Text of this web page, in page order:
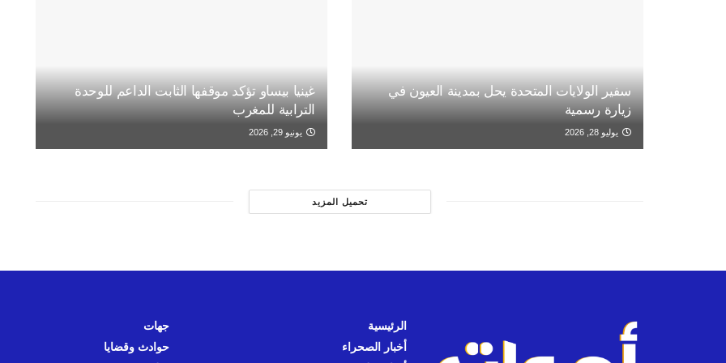
سفير الولايات المتحدة يحل بمدينة العيون في
زيارة رسمية
يوليو 28, 2026
غينيا بيساو تؤكد موقفها الثابت الداعم للوحدة
الترابية للمغرب
يونيو 29, 2026
تحميل المزيد
الرئيسية
أخبار الصحراء
جهات
حوادث وقضايا